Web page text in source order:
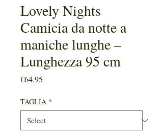
Lovely Nights
Camicia da notte a
maniche lunghe –
Lunghezza 95 cm
€64.95
TAGLIA *